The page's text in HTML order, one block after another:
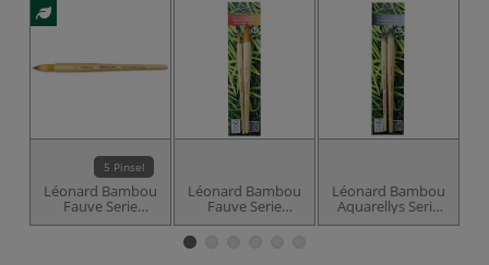
5 Pinsel
Léonard Bambou
Fauve Serie
700RO, Synthetik
Léonard Bambou
Fauve Serie
700RO,
Aquarellpinsel-Set
Léonard Bambou
Aquarellys Serie
701RO,